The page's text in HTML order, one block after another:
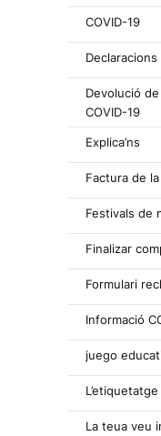
COVID-19
Devolució
COVID-19
Explica’ns
Factura de
Festivals de
Finalizar
Formulari
Informació
juego
La teua veu